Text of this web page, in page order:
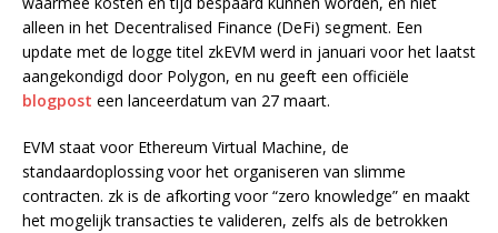
alleen in het Decentralised Finance (DeFi) segment. Een
update met de logge titel zkEVM werd in januari voor het laatst
aangekondigd door Polygon, en nu geeft een officiële
blogpost een lanceerdatum van 27 maart.
EVM staat voor Ethereum Virtual Machine, de
standaardoplossing voor het organiseren van slimme
contracten. zk is de afkorting voor “zero knowledge” en maakt
het mogelijk transacties te valideren, zelfs als de betrokken